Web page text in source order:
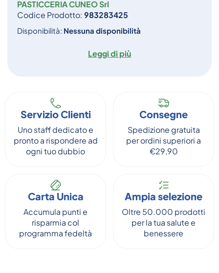
PASTICCERIA CUNEO Srl
Codice Prodotto: 983283425
Disponibilità: Nessuna disponibilità
Leggi di più
Servizio Clienti
Uno staff dedicato e
pronto a rispondere ad
ogni tuo dubbio
Consegne
Spedizione gratuita
per ordini superiori a
€29,90
Carta Unica
Accumula punti e
risparmia col
programma fedeltà
Ampia selezione
Oltre 50.000 prodotti
per la tua salute e
benessere